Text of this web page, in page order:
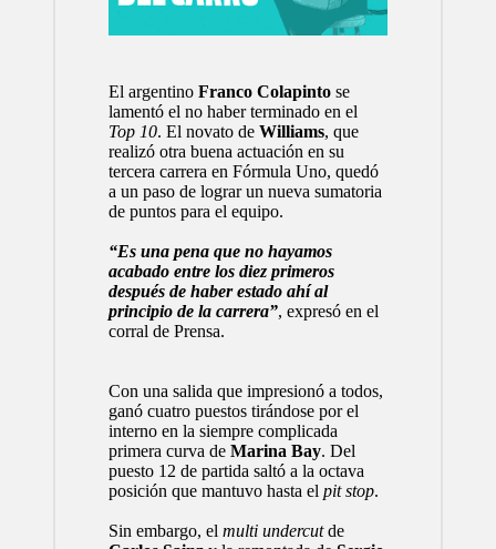
El argentino Franco Colapintose
lamentó el no haber terminado en el
Top 10. El novato de Williams, que
realizó otra buena actuación en su
tercera carrera en Fórmula Uno, quedó
a un paso de lograr un nueva sumatoria
de puntos para el equipo.
“Es una pena que no hayamos
acabado entre los diez primeros
después de haber estado ahí al
principio de la carrera”, expresó en el
corral de Prensa.
Con una salida que impresionó a todos,
ganó cuatro puestos tirándose por el
interno en la siempre complicada
primera curva de Marina Bay. Del
puesto 12 de partida saltó a la octava
posición que mantuvo hasta el pit stop.
Sin embargo, el multi undercutde